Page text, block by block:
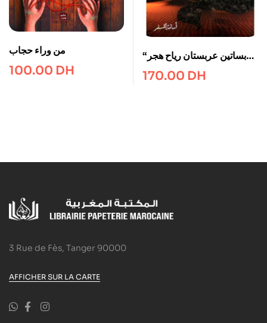
من وراء حجاب
100.00 DH
“بساتين عربستان رياح هجر
“الجزء الثالت
170.00 DH
3 Rue de Fès, Tanger 90000
AFFICHER SUR LA CARTE